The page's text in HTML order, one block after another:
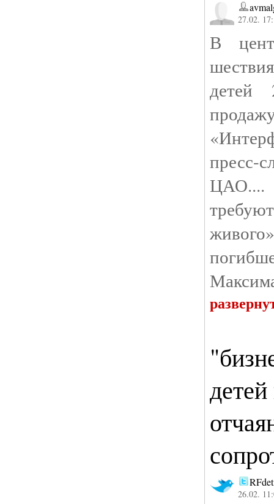
27.02.
В
детей
ЦАО....
26.02.